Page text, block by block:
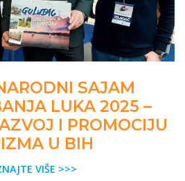
SAJAM
LUKA 2025 –
I PROMOCIJU
U BIH
VIŠE >>>